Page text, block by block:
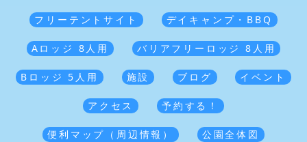
フリーテントサイト デイキャンプ・BBQ
Aロッジ 8人用 バリアフリーロッジ 8人用
Bロッジ 5人用 施設 ブログ イベント
アクセス 予約する！
便利マップ（周辺情報） 公園全体図